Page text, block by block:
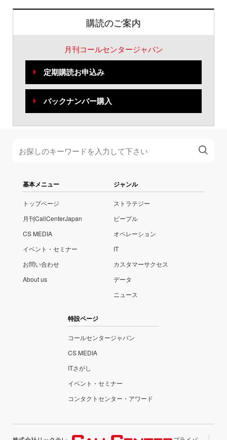
購読のご案内
月刊コールセンタージャパン
定期購読お申込み
バックナンバー購入
基本メニュー
トップページ
月刊CallCenterJapan
CS MEDIA
イベント・セミナー
お問い合わせ
About us
ジャンル
ストラテジー
ピープル
オペレーション
IT
カスタマーサクセス
データ
ニュース
特設ページ
コールセンタージャパン
CS MEDIA
ITさがし
イベント・セミナー
コンタクトセンター・アワード